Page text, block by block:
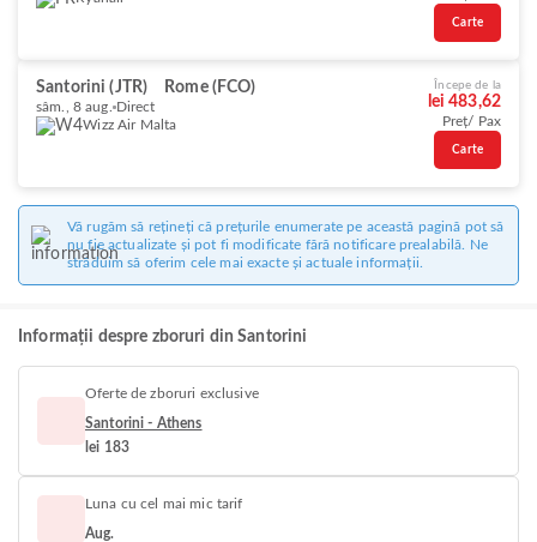
Carte
Santorini (JTR) Rome (FCO)
sâm., 8 aug. Direct
Wizz Air Malta
Începe de la
lei 483,62
Preț/ Pax
Carte
Vă rugăm să rețineți că prețurile enumerate pe această pagină pot să
nu fie actualizate și pot fi modificate fără notificare prealabilă. Ne
străduim să oferim cele mai exacte și actuale informații.
Informații despre zboruri din Santorini
Oferte de zboruri exclusive
Santorini - Athens
lei 183
Luna cu cel mai mic tarif
Aug.